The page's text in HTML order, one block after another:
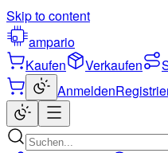
Skip to content
ampario
Kaufen
Verkaufen
Anmelden